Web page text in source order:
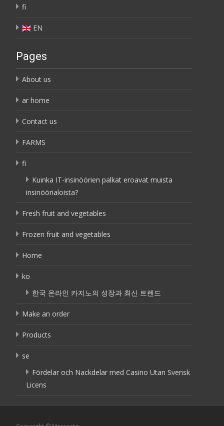
fi
EN
Pages
About us
ar home
Contact us
FARMS
fi
Kuinka IT-insinöörien palkat eroavat muista
insinöörialoista?
Fresh fruit and vegetables
Frozen fruit and vegetables
Home
ko
한국 온라인 카지노의 성장과 최신 트렌드
Make an order
Products
se
Fördelar och Nackdelar med Casino Utan Svensk
Licens